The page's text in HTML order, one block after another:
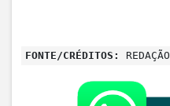
FONTE/CRÉDITOS: REDAÇÃO